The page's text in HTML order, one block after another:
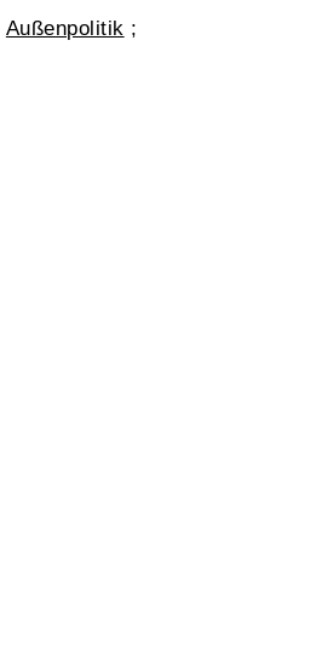
Außenpolitik ;